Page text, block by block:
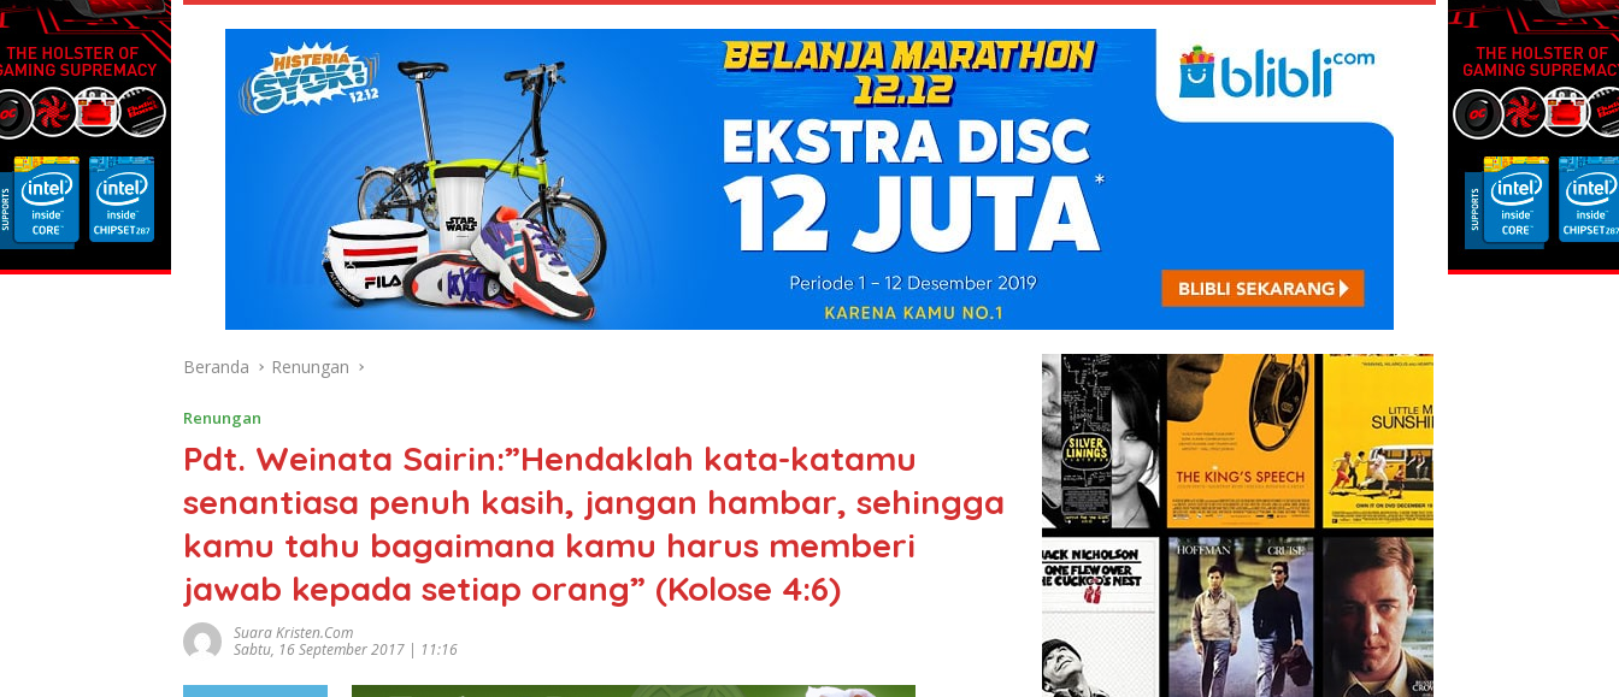
Beranda Renungan
Renungan
Pdt. Weinata Sairin:”Hendaklah kata-katamu
senantiasa penuh kasih, jangan hambar, sehingga
kamu tahu bagaimana kamu harus memberi
jawab kepada setiap orang” (Kolose 4:6)
Suara Kristen.com
Sabtu, 16 September 2017 | 11:16